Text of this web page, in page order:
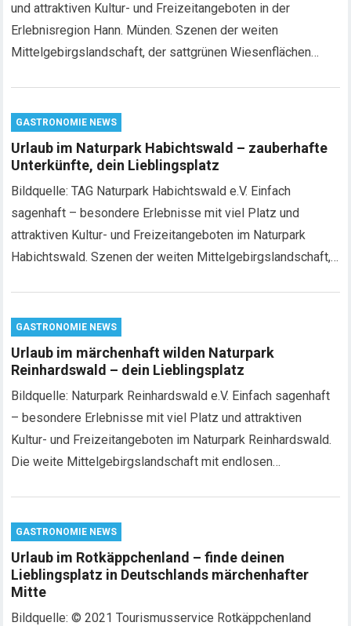
und attraktiven Kultur- und Freizeitangeboten in der
Erlebnisregion Hann. Münden. Szenen der weiten
Mittelgebirgslandschaft, der sattgrünen Wiesenflächen…
GASTRONOMIE NEWS
Urlaub im Naturpark Habichtswald – zauberhafte
Unterkünfte, dein Lieblingsplatz
Bildquelle: TAG Naturpark Habichtswald e.V. Einfach
sagenhaft – besondere Erlebnisse mit viel Platz und
attraktiven Kultur- und Freizeitangeboten im Naturpark
Habichtswald. Szenen der weiten Mittelgebirgslandschaft,…
GASTRONOMIE NEWS
Urlaub im märchenhaft wilden Naturpark
Reinhardswald – dein Lieblingsplatz
Bildquelle: Naturpark Reinhardswald e.V. Einfach sagenhaft
– besondere Erlebnisse mit viel Platz und attraktiven
Kultur- und Freizeitangeboten im Naturpark Reinhardswald.
Die weite Mittelgebirgslandschaft mit endlosen…
GASTRONOMIE NEWS
Urlaub im Rotkäppchenland – finde deinen
Lieblingsplatz in Deutschlands märchenhafter
Mitte
Bildquelle: © 2021 Tourismusservice Rotkäppchenland